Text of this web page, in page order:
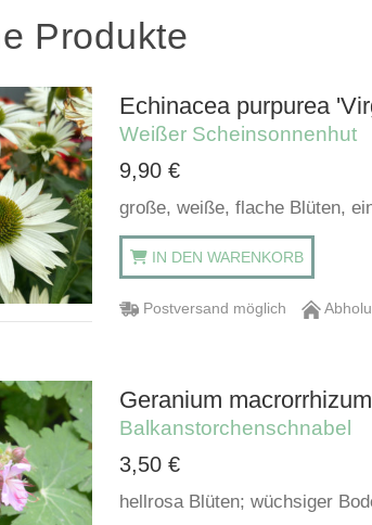
Produkte
Echinacea purpurea
Weißer Scheinsonnenhut
9,90 €
große, weiße, flache Blüten,
IN DEN WARENKORB
Postversand möglich
Geranium
Balkanstorchenschnabel
3,50 €
hellrosa Blüten; wüchsiger